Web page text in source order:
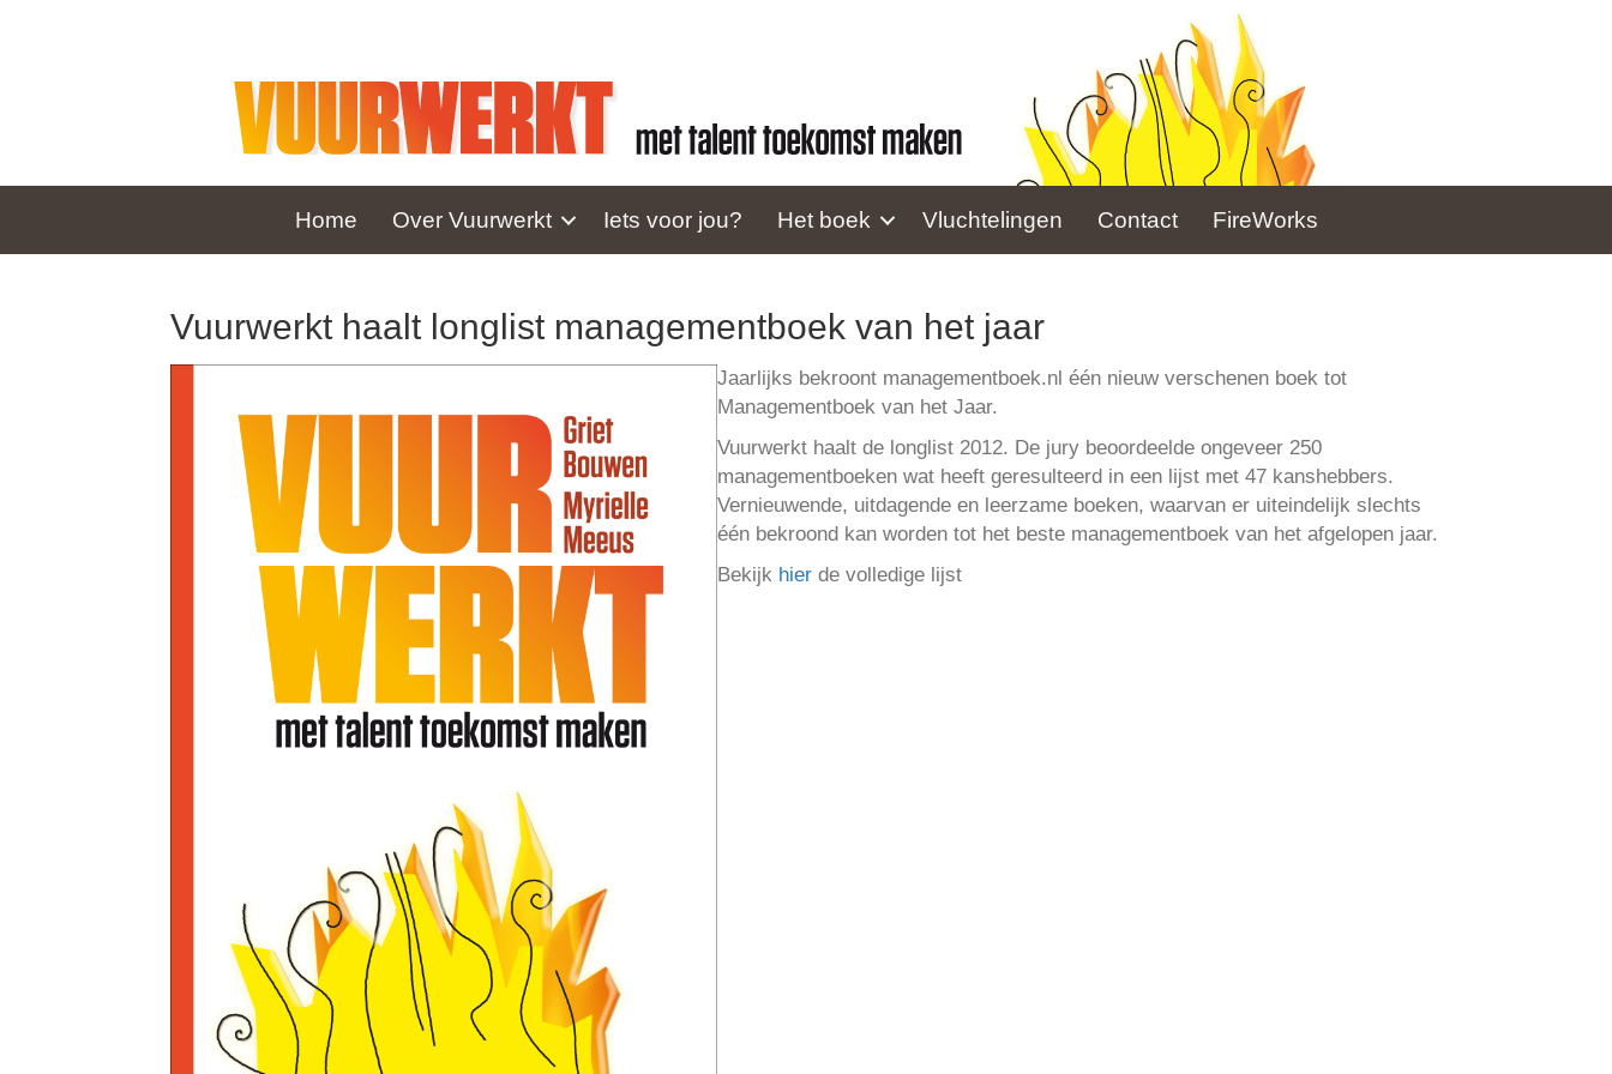
Home Over Vuurwerkt Iets voor jou? Het boek Vluchtelingen Contact FireWorks
Vuurwerkt haalt longlist managementboek van het jaar
Jaarlijks bekroont managementboek.nl één nieuw verschenen boek tot
Managementboek van het Jaar.
Vuurwerkt haalt de longlist 2012. De jury beoordeelde ongeveer 250
managementboeken wat heeft geresulteerd in een lijst met 47 kanshebbers.
Vernieuwende, uitdagende en leerzame boeken, waarvan er uiteindelijk slechts
één bekroond kan worden tot het beste managementboek van het afgelopen jaar.
Bekijk hier de volledige lijst